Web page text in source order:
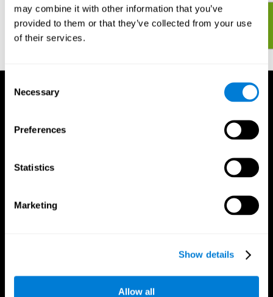
may combine it with other information that you’ve
provided to them or that they’ve collected from your use
of their services.
Selection
Necessary
Preferences
Statistics
Marketing
Show details
Allow all
Commencez à évaluer et entraîner votre cerveau et vos
capacités cognitives maintenant !